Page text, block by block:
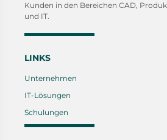
Kunden in den Bereichen CAD,
und IT.
LINKS
Unternehmen
IT-Lösungen
Schulungen